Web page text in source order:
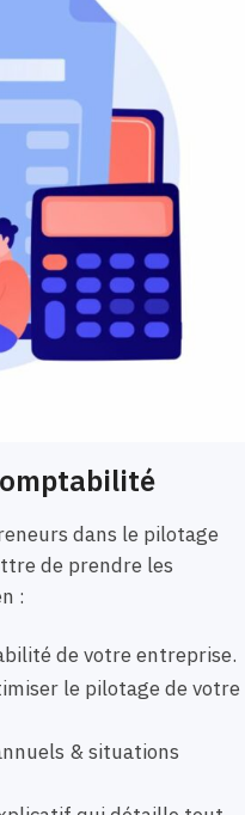
dans le pilotage
de prendre les
:
de votre entreprise.
le pilotage de votre
& situations